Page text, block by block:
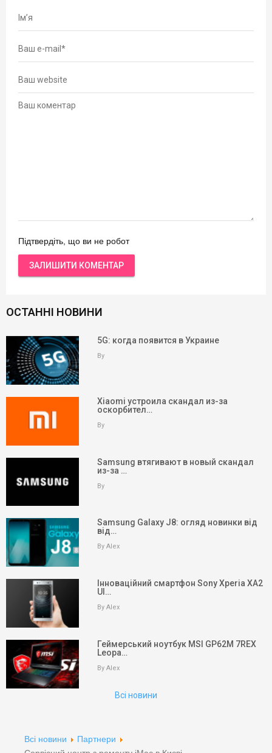
Підтвердіть, що ви не робот
ОСТАННІ НОВИНИ
5G: когда появится в Украине
By
Xiaomi устроила скандал из-за
оскорбител…
By
Samsung втягивают в новый скандал
из-за …
By
Samsung Galaxy J8: огляд новинки від
від…
By Alex
Інноваційний смартфон Sony Xperia XA2
Ul…
By Alex
Геймерський ноутбук MSI GP62M 7REX
Leopa…
By Alex
Всі новини
Всі новини
Партнери
На головну
Партнери
Партнери